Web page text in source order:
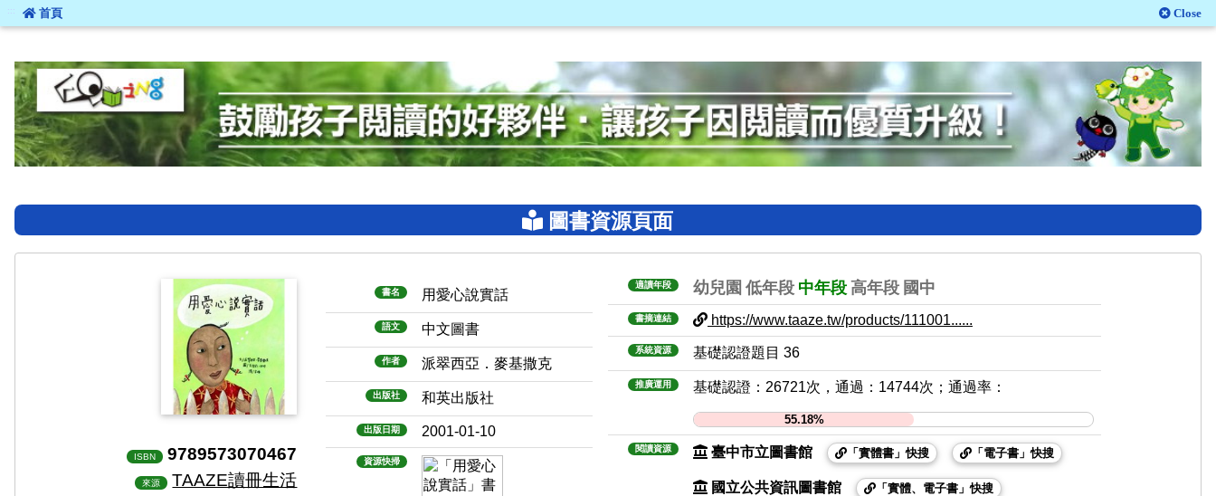
::: 首頁 Close
圖書資源頁面
ISBN 9789573070467
來源 TAAZE讀冊生活
書名 用愛心說實話
語文 中文圖書
作者 派翠西亞．麥基撒克
出版社 和英出版社
出版日期 2001-01-10
資源快掃
適讀年段 幼兒園 低年段 中年段 高年段 國中
書摘連結 https://www.taaze.tw/products/111001......
系統資源 基礎認證題目 36
推廣運用 基礎認證：26721次，通過：14744次；通過率：
55.18%
閱讀資源 臺中市立圖書館 「實體書」快搜 「電子書」快搜
國立公共資訊圖書館 「實體、電子書」快搜